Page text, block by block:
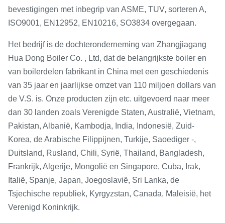
bevestigingen met inbegrip van ASME, TUV, sorteren A,
ISO9001, EN12952, EN10216, SO3834 overgegaan.
Het bedrijf is de dochteronderneming van Zhangjiagang
Hua Dong Boiler Co. , Ltd, dat de belangrijkste boiler en
van boilerdelen fabrikant in China met een geschiedenis
van 35 jaar en jaarlijkse omzet van 110 miljoen dollars van
de V.S. is. Onze producten zijn etc. uitgevoerd naar meer
dan 30 landen zoals Verenigde Staten, Australië, Vietnam,
Pakistan, Albanië, Kambodja, India, Indonesië, Zuid-
Korea, de Arabische Filippijnen, Turkije, Saoediger -,
Duitsland, Rusland, Chili, Syrië, Thailand, Bangladesh,
Frankrijk, Algerije, Mongolië en Singapore, Cuba, Irak,
Italië, Spanje, Japan, Joegoslavië, Sri Lanka, de
Tsjechische republiek, Kyrgyzstan, Canada, Maleisië, het
Verenigd Koninkrijk.